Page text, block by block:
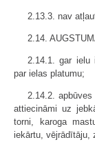
2.13.3. nav
2.14.
2.14.1. gar ielu
par ielas platumu;
2.14.2.
attiecināmi uz
torni, karoga
iekārtu, vējrādītāju,